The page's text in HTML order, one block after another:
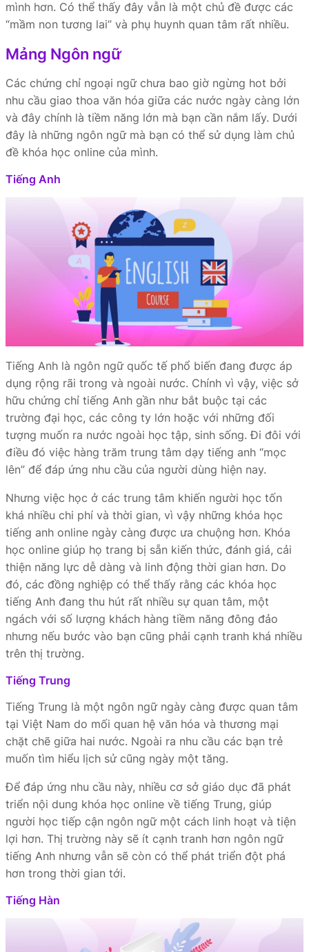
mình hơn. Có thể thấy đây vẫn là một chủ đề được các
“mầm non tương lai” và phụ huynh quan tâm rất nhiều.
Mảng Ngôn ngữ
Các chứng chỉ ngoại ngữ chưa bao giờ ngừng hot bởi
nhu cầu giao thoa văn hóa giữa các nước ngày càng lớn
và đây chính là tiềm năng lớn mà bạn cần nắm lấy. Dưới
đây là những ngôn ngữ mà bạn có thể sử dụng làm chủ
đề khóa học online của mình.
Tiếng Anh
Tiếng Anh là ngôn ngữ quốc tế phổ biến đang được áp
dụng rộng rãi trong và ngoài nước. Chính vì vậy, việc sở
hữu chứng chỉ tiếng Anh gần như bắt buộc tại các
trường đại học, các công ty lớn hoặc với những đối
tượng muốn ra nước ngoài học tập, sinh sống. Đi đôi với
điều đó việc hàng trăm trung tâm dạy tiếng anh “mọc
lên” để đáp ứng nhu cầu của người dùng hiện nay.
Nhưng việc học ở các trung tâm khiến người học tốn
khá nhiều chi phí và thời gian, vì vậy những khóa học
tiếng anh online ngày càng được ưa chuộng hơn. Khóa
học online giúp họ trang bị sẵn kiến thức, đánh giá, cải
thiện năng lực dễ dàng và linh động thời gian hơn. Do
đó, các đồng nghiệp có thể thấy rằng các khóa học
tiếng Anh đang thu hút rất nhiều sự quan tâm, một
ngách với số lượng khách hàng tiềm năng đông đảo
nhưng nếu bước vào bạn cũng phải cạnh tranh khá nhiều
trên thị trường.
Tiếng Trung
Tiếng Trung là một ngôn ngữ ngày càng được quan tâm
tại Việt Nam do mối quan hệ văn hóa và thương mại
chặt chẽ giữa hai nước. Ngoài ra nhu cầu các bạn trẻ
muốn tìm hiểu lịch sử cũng ngày một tăng.
Để đáp ứng nhu cầu này, nhiều cơ sở giáo dục đã phát
triển nội dung khóa học online về tiếng Trung, giúp
người học tiếp cận ngôn ngữ một cách linh hoạt và tiện
lợi hơn. Thị trường này sẽ ít cạnh tranh hơn ngôn ngữ
tiếng Anh nhưng vẫn sẽ còn có thể phát triển đột phá
hơn trong thời gian tới.
Tiếng Hàn